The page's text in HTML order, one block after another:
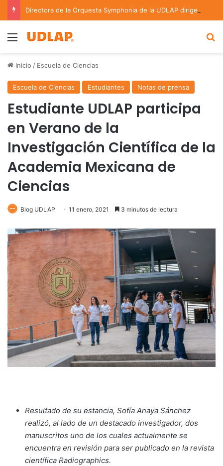
Menu
Inicio / Escuela de Ciencias
Escuela de Ciencias Estudiantes Notas de prensa
Estudiante UDLAP participa
en Verano de la
Investigación Científica de la
Academia Mexicana de
Ciencias
Blog UDLAP 11 enero, 2021 3 minutos de lectura
Resultado de su estancia, Sofía Anaya Sánchez
realizó, al lado de un destacado investigador, dos
manuscritos uno de los cuales actualmente se
encuentra en revisión para ser publicado en la revista
científica Radiographics.